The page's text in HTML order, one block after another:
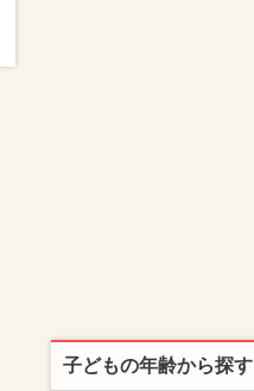
子どもの年齢から探す